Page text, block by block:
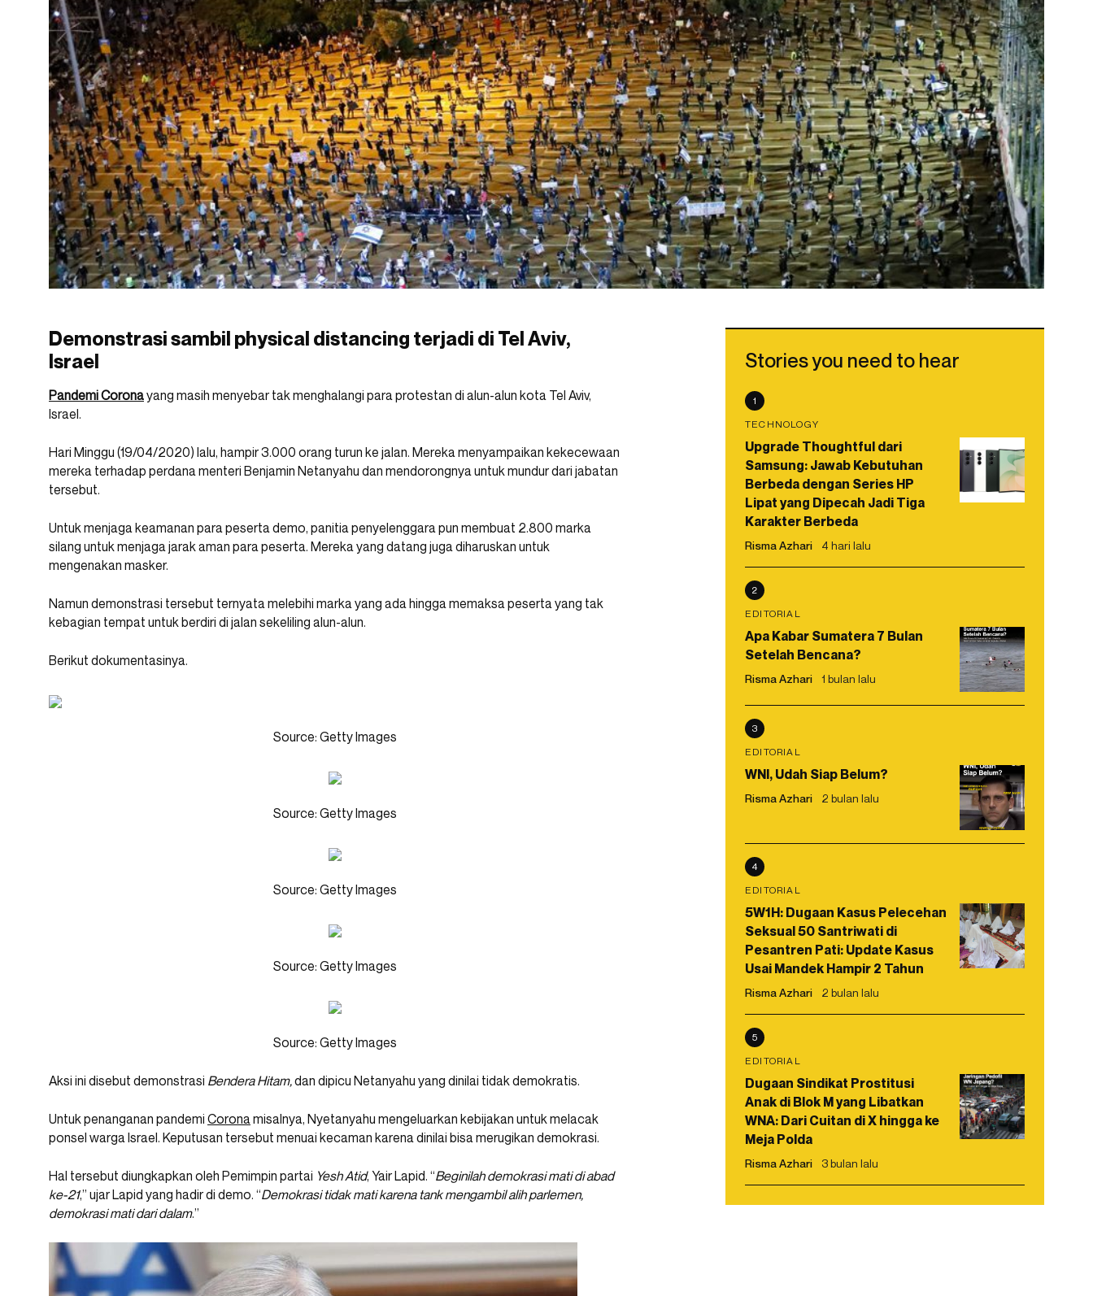
Demonstrasi sambil physical distancing terjadi di Tel Aviv,
Israel
Pandemi Coronayang masih menyebar tak menghalangi para protestan di alun-alun kota Tel Aviv,
Israel.
Hari Minggu (19/04/2020) lalu, hampir 3.000 orang turun ke jalan. Mereka menyampaikan kekecewaan
mereka terhadap perdana menteri Benjamin Netanyahu dan mendorongnya untuk mundur dari jabatan
tersebut.
Untuk menjaga keamanan para peserta demo, panitia penyelenggara pun membuat 2.800 marka
silang untuk menjaga jarak aman para peserta. Mereka yang datang juga diharuskan untuk
mengenakan masker.
Namun demonstrasi tersebut ternyata melebihi marka yang ada hingga memaksa peserta yang tak
kebagian tempat untuk berdiri di jalan sekeliling alun-alun.
Berikut dokumentasinya.
Source: Getty Images
Source: Getty Images
Source: Getty Images
Source: Getty Images
Source: Getty Images
Aksi ini disebut demonstrasi Bendera Hitam,dan dipicu Netanyahu yang dinilai tidak demokratis.
Untuk penanganan pandemi Coronamisalnya, Nyetanyahu mengeluarkan kebijakan untuk melacak
ponsel warga Israel. Keputusan tersebut menuai kecaman karena dinilai bisa merugikan demokrasi.
Hal tersebut diungkapkan oleh Pemimpin partai Yesh Atid, Yair Lapid. “Beginilah demokrasi mati di abad
ke-21,” ujar Lapid yang hadir di demo. “Demokrasi tidak mati karena tank mengambil alih parlemen,
demokrasi mati dari dalam.”
Stories you need to hear
1
TECHNOLOGY
Upgrade Thoughtful dari
Samsung: Jawab Kebutuhan
Berbeda dengan Series HP
Lipat yang Dipecah Jadi Tiga
Karakter Berbeda
Risma Azhari 4 hari lalu
2
EDITORIAL
Apa Kabar Sumatera 7 Bulan
Setelah Bencana?
Risma Azhari 1 bulan lalu
3
EDITORIAL
WNI, Udah Siap Belum?
Risma Azhari 2 bulan lalu
4
EDITORIAL
5W1H: Dugaan Kasus Pelecehan
Seksual 50 Santriwati di
Pesantren Pati: Update Kasus
Usai Mandek Hampir 2 Tahun
Risma Azhari 2 bulan lalu
5
EDITORIAL
Dugaan Sindikat Prostitusi
Anak di Blok M yang Libatkan
WNA: Dari Cuitan di X hingga ke
Meja Polda
Risma Azhari 3 bulan lalu